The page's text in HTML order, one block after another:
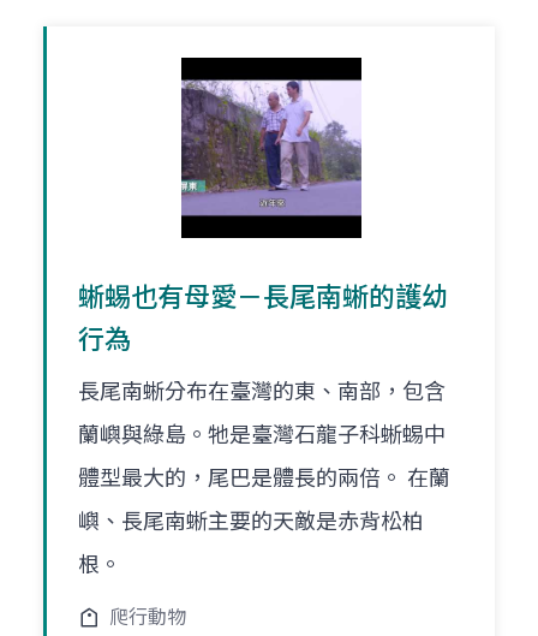
蜥蜴也有母愛－長尾南蜥的護幼
行為
長尾南蜥分布在臺灣的東、南部，包含
蘭嶼與綠島。牠是臺灣石龍子科蜥蜴中
體型最大的，尾巴是體長的兩倍。 在蘭
嶼、長尾南蜥主要的天敵是赤背松柏
根。
爬行動物